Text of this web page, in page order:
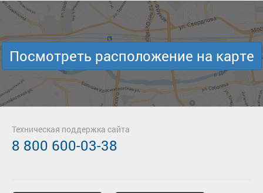
Посмотреть расположение на карте
Техническая поддержка сайта
8 800 600-03-38